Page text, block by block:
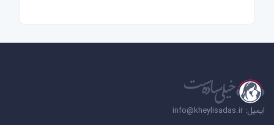
ایمیل: info@kheylisadas.ir